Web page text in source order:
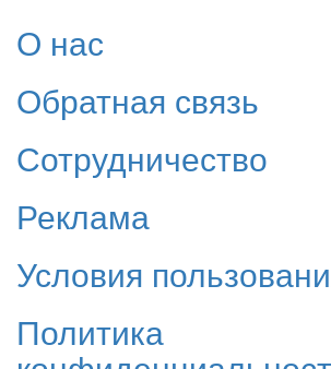
О нас
Обратная связь
Сотрудничество
Реклама
Условия
Политика